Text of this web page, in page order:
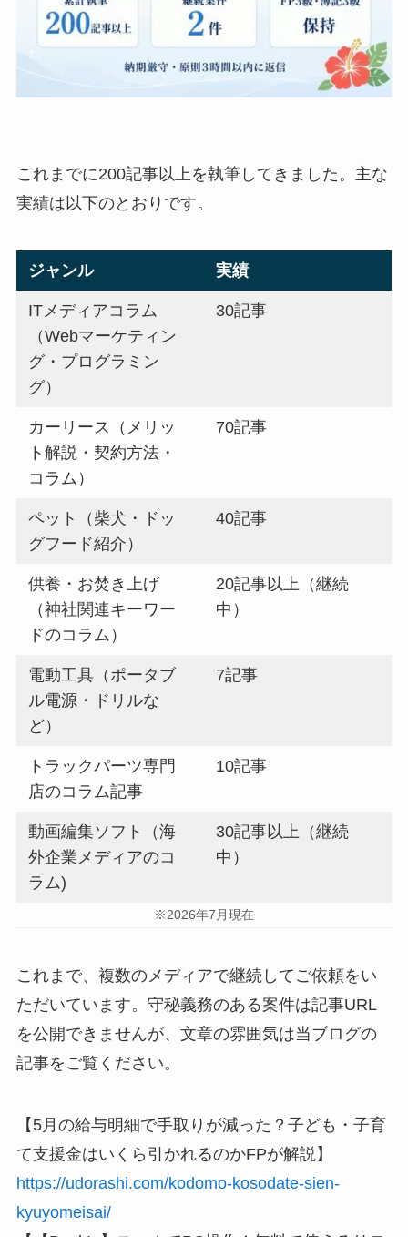
これまでに200記事以上を執筆してきました。主な
実績は以下のとおりです。
ジャンル 実績
ITメディアコラム
（Webマーケティン
グ・プログラミン
グ）
30記事
カーリース（メリッ
ト解説・契約方法・
コラム）
70記事
ペット（柴犬・ドッ
グフード紹介）
40記事
供養・お焚き上げ
（神社関連キーワー
ドのコラム）
20記事以上（継続
中）
電動工具（ポータブ
ル電源・ドリルな
ど）
7記事
トラックパーツ専門
店のコラム記事
10記事
動画編集ソフト（海
外企業メディアのコ
ラム)
30記事以上（継続
中）
※2026年7月現在
これまで、複数のメディアで継続してご依頼をい
ただいています。守秘義務のある案件は記事URL
を公開できませんが、文章の雰囲気は当ブログの
記事をご覧ください。
【5月の給与明細で手取りが減った？子ども・子育
て支援金はいくら引かれるのかFPが解説】
https://udorashi.com/kodomo-kosodate-sien-
kyuyomeisai/